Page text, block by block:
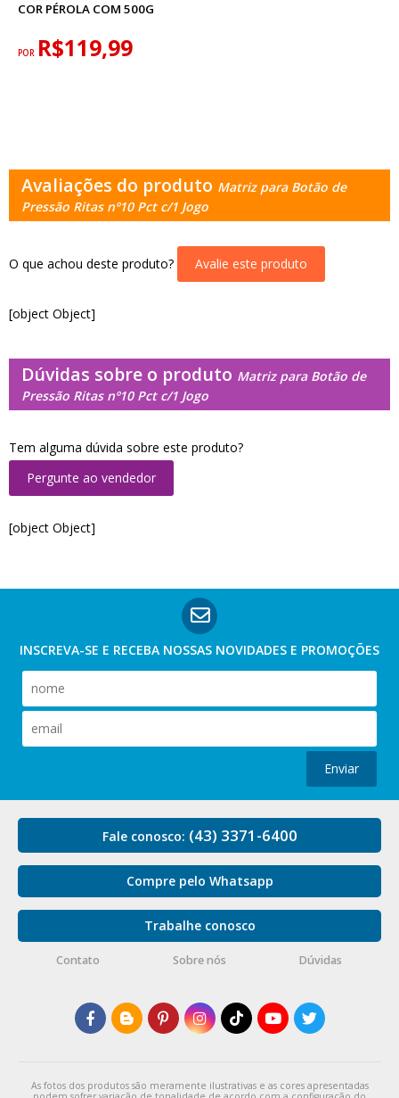
COR PÉROLA COM 500G
POR R$119,99
Avaliações do produto Matriz para Botão de
Pressão Ritas nº10 Pct c/1 Jogo
O que achou deste produto? Avalie este produto
[object Object]
Dúvidas sobre o produto Matriz para Botão de
Pressão Ritas nº10 Pct c/1 Jogo
Tem alguma dúvida sobre este produto?
Pergunte ao vendedor
[object Object]
INSCREVA-SE E RECEBA NOSSAS NOVIDADES E PROMOÇÕES
Enviar
Fale conosco: (43) 3371-6400
Compre pelo Whatsapp
Trabalhe conosco
Contato Sobre nós Dúvidas
As fotos dos produtos são meramente ilustrativas e as cores apresentadas